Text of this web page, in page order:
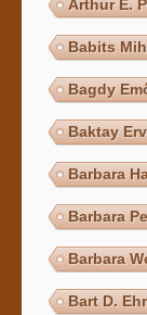
Arthur E.
Babits
Bagdy
Baktay
Barbara
Barbara
Barbara
Bart D.